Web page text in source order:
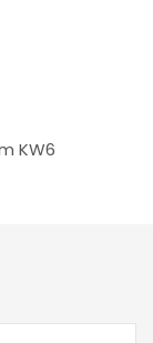
KW6